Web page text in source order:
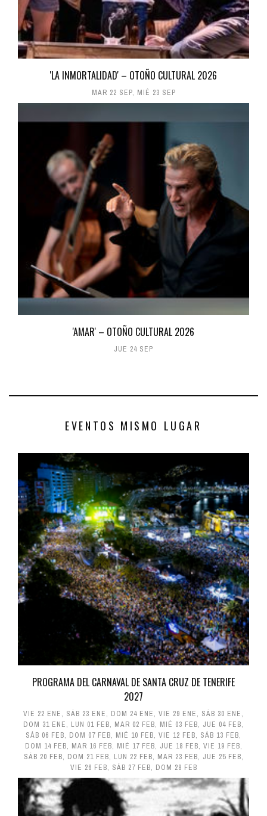
'LA INMORTALIDAD' – OTOÑO CULTURAL 2026
MAR 22 SEP, MIÉ 23 SEP
'AMAR' – OTOÑO CULTURAL 2026
JUE 24 SEP
EVENTOS MISMO LUGAR
PROGRAMA DEL CARNAVAL DE SANTA CRUZ DE TENERIFE
2027
VIE 22 ENE, SÁB 23 ENE, DOM 24 ENE, VIE 29 ENE, SÁB 30 ENE,
DOM 31 ENE, LUN 01 FEB, MAR 02 FEB, MIÉ 03 FEB, JUE 04 FEB,
SÁB 06 FEB, DOM 07 FEB, MIÉ 10 FEB, VIE 12 FEB, SÁB 13 FEB,
DOM 14 FEB, MAR 16 FEB, MIÉ 17 FEB, JUE 18 FEB, VIE 19 FEB,
SÁB 20 FEB, DOM 21 FEB, LUN 22 FEB, MAR 23 FEB, JUE 25 FEB,
VIE 26 FEB, SÁB 27 FEB, DOM 28 FEB